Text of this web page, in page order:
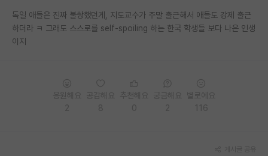
특수/전문대학원 게시판
독일 애들은 진짜 불쌍했던게, 지도교수가 주말 출근해서 애들도 강제 출근
하더라 ㅋ 그래도 스스로를 self-spoiling 하는 한국 학생들 보다 나은 인생
이지